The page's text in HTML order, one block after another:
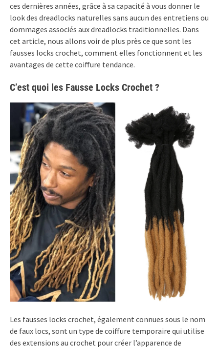
ces dernières années, grâce à sa capacité à vous donner le
look des dreadlocks naturelles sans aucun des entretiens ou
dommages associés aux dreadlocks traditionnelles. Dans
cet article, nous allons voir de plus près ce que sont les
fausses locks crochet, comment elles fonctionnent et les
avantages de cette coiffure tendance.
C’est quoi les Fausse Locks Crochet ?
Les fausses locks crochet, également connues sous le nom
de faux locs, sont un type de coiffure temporaire qui utilise
des extensions au crochet pour créer l’apparence de